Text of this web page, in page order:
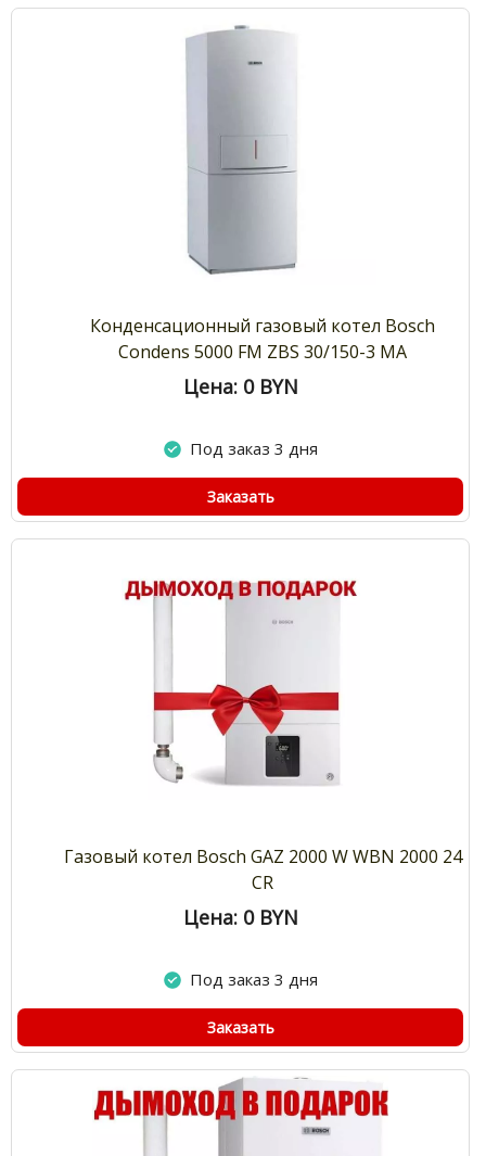
Конденсационный газовый котел Bosch
Condens 5000 FM ZBS 30/150-3 МА
Цена: 0 BYN
Под заказ 3 дня
Заказать
Газовый котел Bosch GAZ 2000 W WBN 2000 24
CR
Цена: 0 BYN
Под заказ 3 дня
Заказать